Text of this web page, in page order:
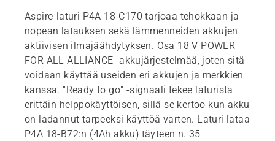
Aspire-laturi P4A 18-C170 tarjoaa tehokkaan ja
nopean latauksen sekä lämmenneiden akkujen
aktiivisen ilmajäähdytyksen. Osa 18 V POWER
FOR ALL ALLIANCE -akkujärjestelmää, joten sitä
voidaan käyttää useiden eri akkujen ja merkkien
kanssa. "Ready to go" -signaali tekee laturista
erittäin helppokäyttöisen, sillä se kertoo kun akku
on ladannut tarpeeksi käyttöä varten. Laturi lataa
P4A 18-B72:n (4Ah akku) täyteen n. 35